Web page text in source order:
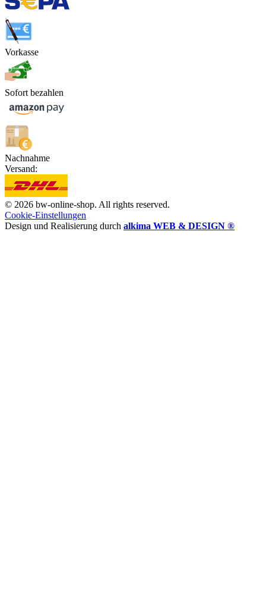
Vorkasse
Sofort bezahlen
Nachnahme
Versand:
© 2026 bw-online-shop. All rights reserved.
Cookie-Einstellungen
Design und Realisierung durch alkima WEB & DESIGN ®